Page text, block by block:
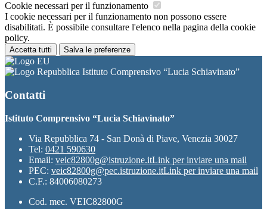
Cookie necessari per il funzionamento
I cookie necessari per il funzionamento non possono essere
disabilitati. È possibile consultare l'elenco nella pagina della cookie
policy.
Accetta tutti Salva le preferenze
Istituto Comprensivo “Lucia Schiavinato”
Contatti
Istituto Comprensivo “Lucia Schiavinato”
Via Repubblica 74 - San Donà di Piave, Venezia 30027
Tel: 0421 590630
Email: veic82800g@istruzione.itLink per inviare una mail
PEC: veic82800g@pec.istruzione.itLink per inviare una mail
C.F.: 84006080273
Cod. mec. VEIC82800G